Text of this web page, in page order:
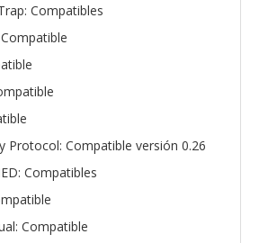
Compatibles
Protocol: Compatible versión 0.26
Compatibles
Compatible